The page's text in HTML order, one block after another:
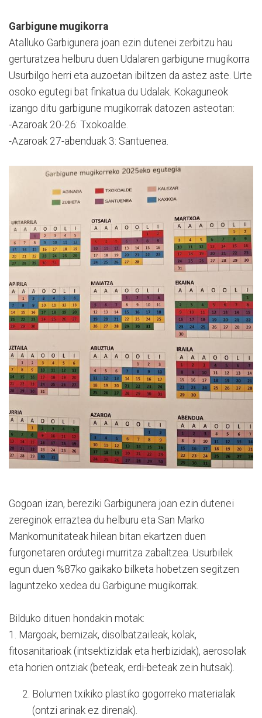
Garbigune mugikorra
Atalluko Garbigunera joan ezin dutenei zerbitzu hau
gerturatzea helburu duen Udalaren garbigune mugikorra
Usurbilgo herri eta auzoetan ibiltzen da astez aste. Urte
osoko egutegi bat finkatua du Udalak. Kokaguneok
izango ditu garbigune mugikorrak datozen asteotan:
-Azaroak 20-26: Txokoalde.
-Azaroak 27-abenduak 3: Santuenea.
Gogoan izan, bereziki Garbigunera joan ezin dutenei
zereginok erraztea du helburu eta San Marko
Mankomunitateak hilean bitan ekartzen duen
furgonetaren ordutegi murritza zabaltzea. Usurbilek
egun duen %87ko gaikako bilketa hobetzen segitzen
laguntzeko xedea du Garbigune mugikorrak.
Bilduko dituen hondakin motak:
1. Margoak, bernizak, disolbatzaileak, kolak,
fitosanitarioak (intsektizidak eta herbizidak), aerosolak
eta horien ontziak (beteak, erdi-beteak zein hutsak).
Bolumen txikiko plastiko gogorreko materialak
(ontzi arinak ez direnak).